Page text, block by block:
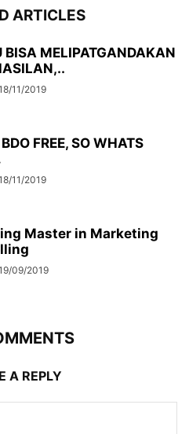
ARTICLES
BISA MELIPATGANDAKAN
11/2019
FREE, SO WHATS
11/2019
Master in Marketing
09/2019
A REPLY